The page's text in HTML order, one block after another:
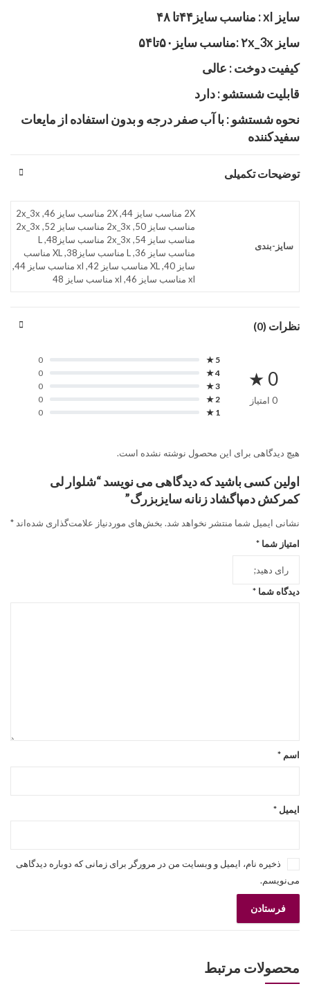
سایز xl : مناسب سایز۴۴تا ۴۸
سایز ۲x_3x :مناسب سایز۵۰تا۵۴
کیفیت دوخت : عالی
قابلیت شستشو : دارد
نحوه شستشو : با آب صفر درجه و بدون استفاده از مایعات
سفیدکننده
توضیحات تکمیلی
سایز-بندی
2X مناسب سایز 44, 2X مناسب سایز 46, 2x_3x
مناسب سایز 50, 2x_3x مناسب سایز 52, 2x_3x
مناسب سایز 54, 2x_3x مناسب سایز48, L
مناسب سایز 36, L مناسب سایز38, XL مناسب
سایز 40, XL مناسب سایز 42, xl مناسب سایز 44,
xl مناسب سایز 46, xl مناسب سایز 48
نظرات (0)
0 ★
0 امتیاز
5 ★
0
4 ★
0
3 ★
0
2 ★
0
1 ★
0
هیچ دیدگاهی برای این محصول نوشته نشده است.
اولین کسی باشید که دیدگاهی می نویسد “شلوار لی
کمرکش دمپاگشاد زنانه سایزبزرگ”
نشانی ایمیل شما منتشر نخواهد شد. بخش‌های موردنیاز علامت‌گذاری شده‌اند*
امتیاز شما *
دیدگاه شما *
اسم *
ایمیل *
ذخیره نام، ایمیل و وبسایت من در مرورگر برای زمانی که دوباره دیدگاهی
می‌نویسم.
محصولات مرتبط